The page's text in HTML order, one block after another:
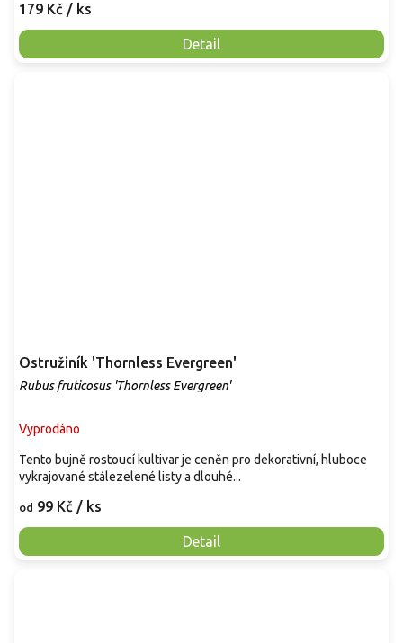
179 Kč / ks
Detail
Ostružiník 'Thornless Evergreen'
Rubus fruticosus 'Thornless Evergreen'
Vyprodáno
od 99 Kč / ks
Detail
Tento bujně rostoucí kultivar je ceněn pro dekorativní, hluboce
vykrajované stálezelené listy a dlouhé...